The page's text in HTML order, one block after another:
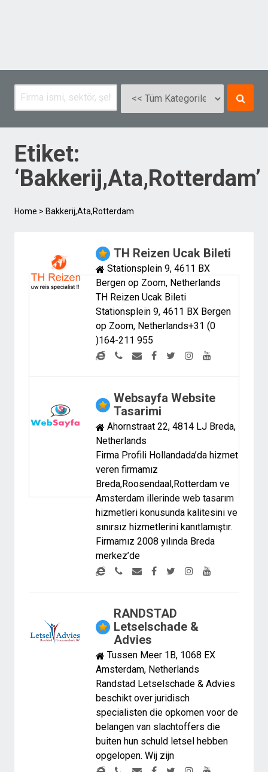
Etiket:
‘Bakkerij,Ata,Rotterdam’
Home > Bakkerij,Ata,Rotterdam
TH Reizen Ucak Bileti
Stationsplein 9, 4611 BX
Bergen op Zoom, Netherlands
TH Reizen Ucak Bileti
Stationsplein 9, 4611 BX Bergen
op Zoom, Netherlands+31 (0
)164-211 955
Websayfa Website
Tasarimi
Ahornstraat 22, 4814 LJ Breda,
Netherlands
Firma Profili Hollandada’da hizmet
veren firmamız
Breda,Roosendaal,Rotterdam ve
Amsterdam illerinde web tasarım
hizmetleri konusunda kalitesini ve
sınırsız hizmetlerini kanıtlamıştır.
Firmamız 2008 yılında Breda
merkez’de
RANDSTAD
Letselschade &
Advies
Tussen Meer 1B, 1068 EX
Amsterdam, Netherlands
Randstad Letselschade & Advies
beschikt over juridisch
specialisten die opkomen voor de
belangen van slachtoffers die
buiten hun schuld letsel hebben
opgelopen. Wij zijn